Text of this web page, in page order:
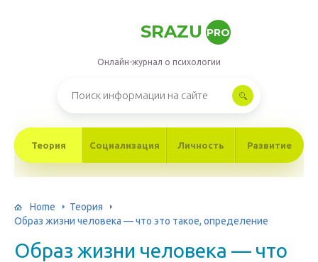
SRAZU PRO
Онлайн-журнал о психологии
Теория Социализация Личность Развитие
Home
Теория
Образ жизни человека — что это такое, определение
Образ жизни человека — что